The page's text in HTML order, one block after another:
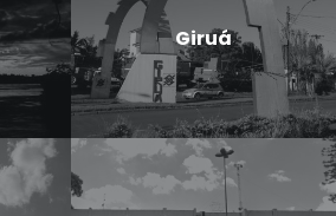
Giruá